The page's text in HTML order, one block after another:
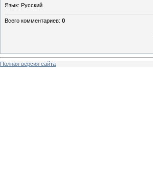
Язык: Русский
Всего комментариев: 0
Полная версия сайта